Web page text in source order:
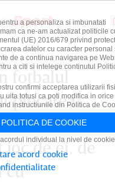
fotbalul
plecarea
de la
joc de ei, de
cu
a personaliza si imbunatati
ca ne-am actualizat politicile
(UE) 2016/679 privind
datelor cu caracter personal
de a continua navigarea pe
a citi si intelege continutul
confirmi acceptarea utilizarii
uita totusi ca poti modifica in orice
instructiunile din Politica de
DE COOKIE
individual la nivel de
acord cookie